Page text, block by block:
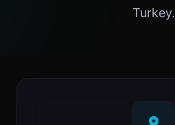
Turkey.